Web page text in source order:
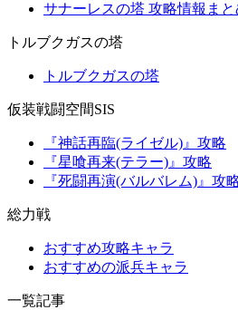
サナーレスの塔 攻略情報まと
トルブクガスの塔
トルブクガスの塔
仮装戦闘空間SIS
『神話再臨(ライゼル)』攻略
『星喰再来(テラー)』攻略
『死闘再演(バルバレム)』攻
総力戦
おすすめ攻略キャラ
おすすめの派兵キャラ
一覧記事